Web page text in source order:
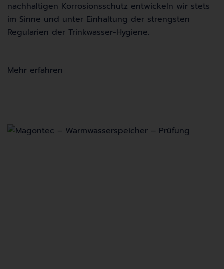
nachhaltigen Korrosionsschutz entwickeln wir stets
im Sinne und unter Einhaltung der strengsten
Regularien der Trinkwasser-Hygiene.
Mehr erfahren